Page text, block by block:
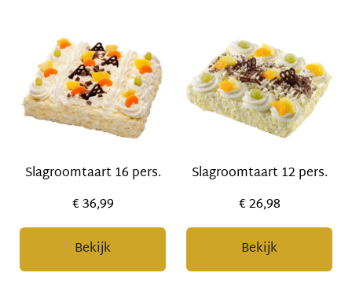
Slagroomtaart 16 pers.
€ 36,99
Bekijk
Slagroomtaart 12 pers.
€ 26,98
Bekijk